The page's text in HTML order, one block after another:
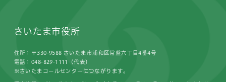
さいたま市役所
住所：〒330-9588 さいたま市浦和区常盤六丁目4番4号
電話：048-829-1111（代表）
※さいたまコールセンターにつながります。